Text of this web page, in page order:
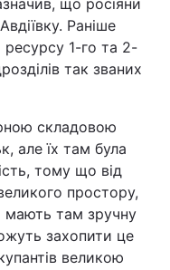
що росіяни
Раніше
ресурсу 1-го та 2-
так званих
складовою
але їх там була
тому що від
простору,
мають там зручну
захопити це
великою